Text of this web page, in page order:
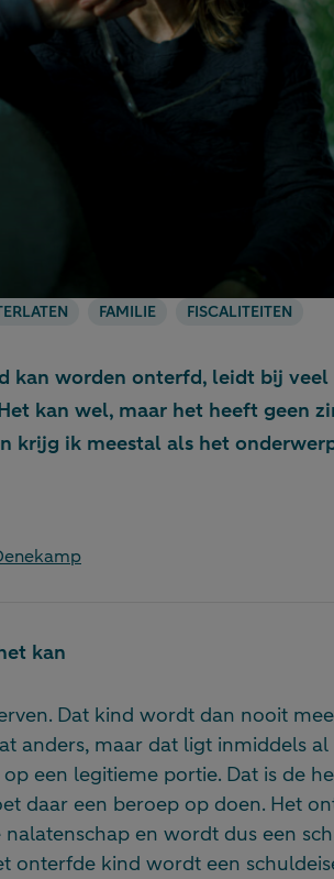
FAMILIE FISCALITEITEN
kan worden onterfd, leidt bij
kan wel, maar het heeft geen
krijg ik meestal als het
kan
Dat kind wordt dan nooit
anders, maar dat ligt inmiddels
een legitieme portie. Dat is de
daar een beroep op doen. Het
en wordt dus een
onterfde kind wordt een